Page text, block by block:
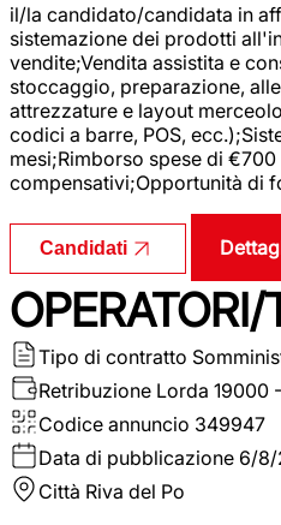
il/la candidato/candidata in
sistemazione dei prodotti
vendite;Vendita assistita e
stoccaggio, preparazione,
attrezzature e layout
codici a barre, POS,
mesi;Rimborso spese di
compensativi;Opportunità di
Candidati
Tipo di contratto
Retribuzione Lorda 19000
Codice annuncio 349947
Data di pubblicazione 6/8/
Città Riva del Po